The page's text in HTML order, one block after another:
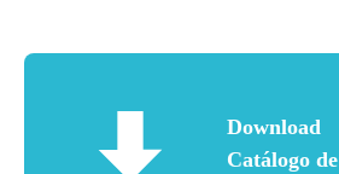
Download
Catálogo de